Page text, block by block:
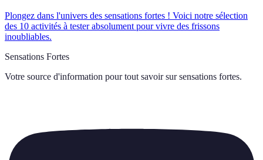
Plongez dans l'univers des sensations fortes ! Voici notre sélection
des 10 activités à tester absolument pour vivre des frissons
inoubliables.
Sensations Fortes
Votre source d'information pour tout savoir sur sensations fortes.